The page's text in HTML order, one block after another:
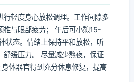
行轻度身心放松调理。工作间隙多
椎与眼部疲劳； 午后可小憩15-
状态。情绪上保持平和放松，听
舒缓压力。 尽量减少熬夜，保证
体器官得到充分休息修复，提高